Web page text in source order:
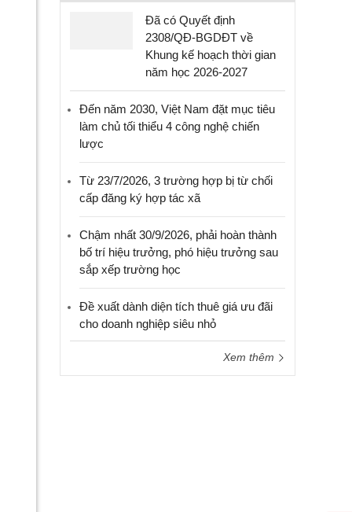
Đã có Quyết định
2308/QĐ-BGDĐT về
Khung kế hoạch thời gian
năm học 2026-2027
Đến năm 2030, Việt Nam đặt mục tiêu
làm chủ tối thiểu 4 công nghệ chiến
lược
Từ 23/7/2026, 3 trường hợp bị từ chối
cấp đăng ký hợp tác xã
Chậm nhất 30/9/2026, phải hoàn thành
bố trí hiệu trưởng, phó hiệu trưởng sau
sắp xếp trường học
Đề xuất dành diện tích thuê giá ưu đãi
cho doanh nghiệp siêu nhỏ
Xem thêm